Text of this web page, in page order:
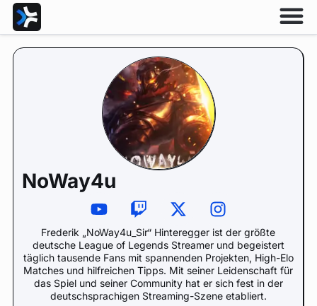
NoWay4u
Frederik „NoWay4u_Sir“ Hinteregger ist der größte
deutsche League of Legends Streamer und begeistert
täglich tausende Fans mit spannenden Projekten, High-Elo
Matches und hilfreichen Tipps. Mit seiner Leidenschaft für
das Spiel und seiner Community hat er sich fest in der
deutschsprachigen Streaming-Szene etabliert.